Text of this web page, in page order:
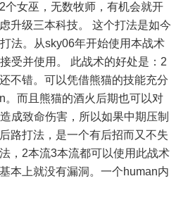
个女巫，无数牧师，有机会就开
升级三本科技。 这个打法是如今
法。从sky06年开始使用本战术
受并使用。 此战术的好处是：2
不错。可以凭借熊猫的技能充分
。而且熊猫的酒火后期也可以对
成致命伤害，所以如果中期压制
路打法，是一个有后招而又不失
，2本流3本流都可以使用此战术
本上就没有漏洞。一个human内